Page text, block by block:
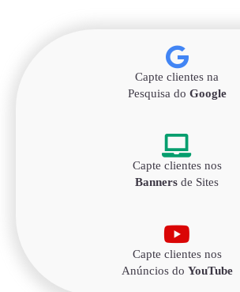
Capte clientes na
Pesquisa do Google
Capte clientes nos
Banners de Sites
Capte clientes nos
Anúncios do YouTube